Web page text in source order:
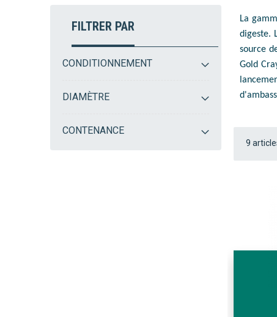
La
digeste.
source
Gold
9
FILTRER PAR
CONDITIONNEMENT
DIAMÈTRE
CONTENANCE